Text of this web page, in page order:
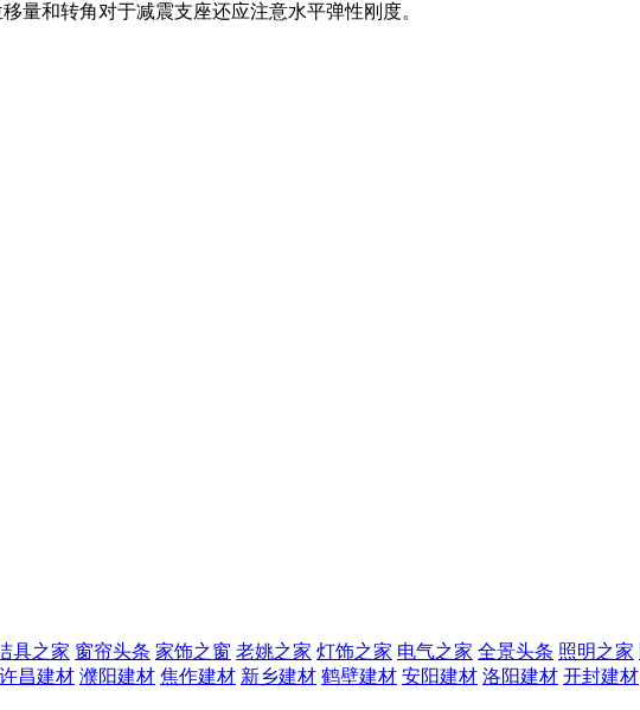
量和转角对于减震支座还应注意水平弹性刚度。
具之家 窗帘头条 家饰之窗 老姚之家 灯饰之家 电气之家 全景头条 照明之家
许昌建材 濮阳建材 焦作建材 新乡建材 鹤壁建材 安阳建材 洛阳建材 开封建材